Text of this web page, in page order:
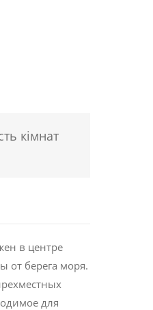
кімнат
в центре
от берега моря.
для